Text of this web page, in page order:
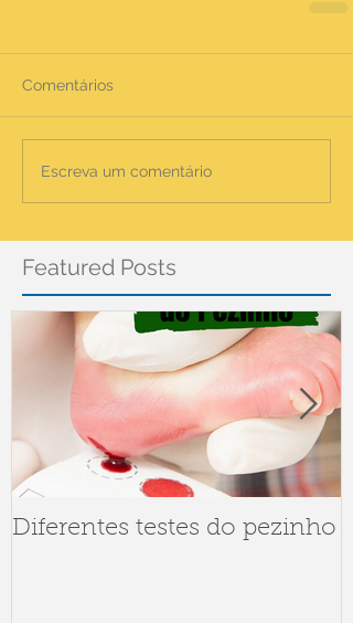
Comentários
Escreva um comentário
Featured Posts
Diferentes testes do pezinho